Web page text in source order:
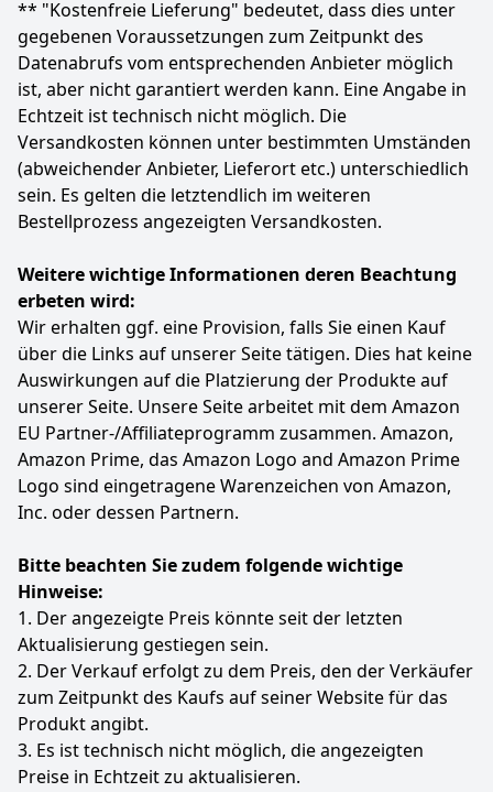
Laufwerk 256 GB (Für Laptops, Spielkonsolen und
Auto-Audiosysteme, Plug-and-Stay, 400 MB/s Lesen,
RescuePRO Deluxe Software)
Farbe Hersteller Gewicht
schwarz SanDisk 1,5 g
40
Zum Angebot
** "Kostenfreie Lieferung" bedeutet, dass dies unter
gegebenen Voraussetzungen zum Zeitpunkt des
Datenabrufs vom entsprechenden Anbieter möglich
ist, aber nicht garantiert werden kann. Eine Angabe in
Echtzeit ist technisch nicht möglich. Die
Versandkosten können unter bestimmten Umständen
(abweichender Anbieter, Lieferort etc.) unterschiedlich
sein. Es gelten die letztendlich im weiteren
Bestellprozess angezeigten Versandkosten.
Weitere wichtige Informationen deren Beachtung
erbeten wird:
Wir erhalten ggf. eine Provision, falls Sie einen Kauf
über die Links auf unserer Seite tätigen. Dies hat keine
Auswirkungen auf die Platzierung der Produkte auf
unserer Seite. Unsere Seite arbeitet mit dem Amazon
EU Partner-/Affiliateprogramm zusammen. Amazon,
Amazon Prime, das Amazon Logo and Amazon Prime
Logo sind eingetragene Warenzeichen von Amazon,
Inc. oder dessen Partnern.
Bitte beachten Sie zudem folgende wichtige
Hinweise:
1. Der angezeigte Preis könnte seit der letzten
Aktualisierung gestiegen sein.
2. Der Verkauf erfolgt zu dem Preis, den der Verkäufer
zum Zeitpunkt des Kaufs auf seiner Website für das
Produkt angibt.
3. Es ist technisch nicht möglich, die angezeigten
Preise in Echtzeit zu aktualisieren.